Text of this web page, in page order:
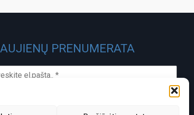
PRENUMERATA